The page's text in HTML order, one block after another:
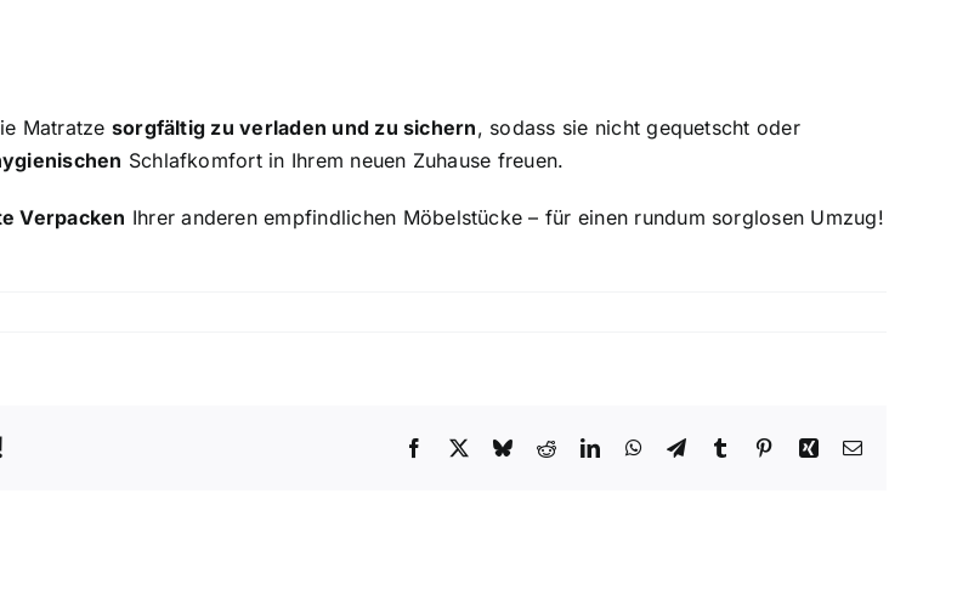
Matratze sorgfältig zu verladen und zu sichern, sodass sie nicht gequetscht oder
Schlafkomfort in Ihrem neuen Zuhause freuen.
Verpacken Ihrer anderen empfindlichen Möbelstücke – für einen rundum sorglosen Umzug!
Facebook
X BlueskyRedditLinkedInWhatsApp
TelegramTumblr PinterestXing E-